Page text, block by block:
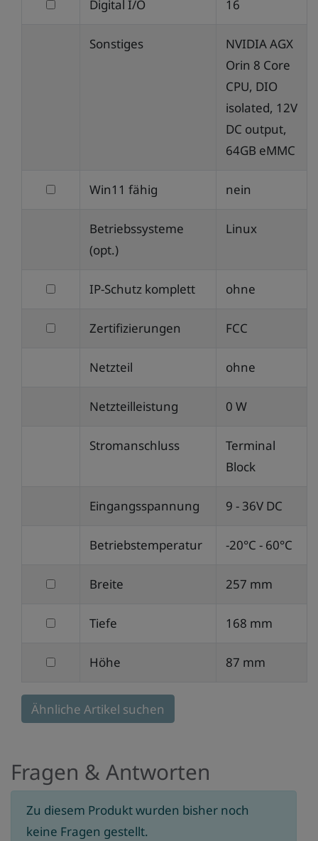
filtern
Digital I/O 16
Sonstiges
NVIDIA AGX
Orin 8 Core
CPU, DIO
isolated, 12V
DC output,
64GB eMMC
filtern
Win11 fähig nein
Betriebssysteme
(opt.)
Linux
filtern
IP-
komplett
IP-Schutz komplett ohne
filtern
Zertifizierungen
Zertifizierungen FCC
Netzteil ohne
Netzteilleistung 0 W
Stromanschluss
Terminal
Block
Eingangsspannung 9 - 36V DC
Betriebstemperatur -20°C - 60°C
filtern
Breite
Breite 257 mm
filtern
Tiefe
Tiefe 168 mm
filtern
Höhe
Höhe 87 mm
Ähnliche Artikel suchen
Fragen & Antworten
Zu diesem Produkt wurden bisher noch
keine Fragen gestellt.